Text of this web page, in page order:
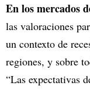
En los mercados
las valoraciones
un contexto de
regiones, y sobre
“Las expectativas